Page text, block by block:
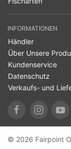
INFORMATIONEN
Händler
Über Unsere
Kundenservice
Datenschutz
Verkaufs- und
© 2026 Fairpoint